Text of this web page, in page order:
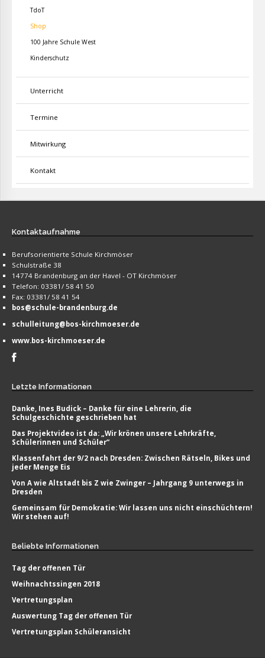
TdoT
Shop
100 Jahre Schule West
Kinderschutz
Unterricht
Termine
Mitwirkung
Kontakt
Kontaktaufnahme
Berufsorientierte Schule Kirchmöser
Schulstraße 38
14774 Brandenburg an der Havel - OT Kirchmöser
Telefon: 03381/ 58 41 50
Fax: 03381/ 58 41 54
bos@schule-brandenburg.de
schulleitung@bos-kirchmoeser.de
www.bos-kirchmoeser.de
Letzte Informationen
Danke, Ines Budick – Danke für eine Lehrerin, die
Schulgeschichte geschrieben hat
Das Projektvideo ist da: „Wir krönen unsere Lehrkräfte,
Schülerinnen und Schüler“
Klassenfahrt der 9/2 nach Dresden: Zwischen Rätseln, Bikes und
jeder Menge Eis
Von A wie Altstadt bis Z wie Zwinger – Jahrgang 9 unterwegs in
Dresden
Gemeinsam für Demokratie: Wir lassen uns nicht einschüchtern!
Wir stehen auf!
Beliebte Informationen
Tag der offenen Tür
Weihnachtssingen 2018
Vertretungsplan
Auswertung Tag der offenen Tür
Vertretungsplan Schüleransicht